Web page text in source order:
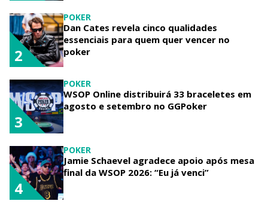
POKER
Dan Cates revela cinco qualidades
essenciais para quem quer vencer no
poker
2
POKER
WSOP Online distribuirá 33 braceletes em
agosto e setembro no GGPoker
3
POKER
Jamie Schaevel agradece apoio após mesa
final da WSOP 2026: “Eu já venci”
4